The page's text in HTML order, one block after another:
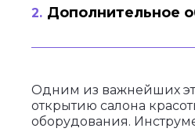
Дополнительное
Одним из важнейших
открытию салона
оборудования.